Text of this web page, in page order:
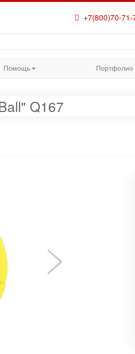
+7(800)70-71-
Помощь Портфолио
Q167